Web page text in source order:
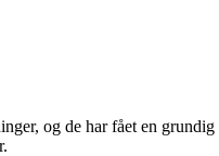
og de har fået en